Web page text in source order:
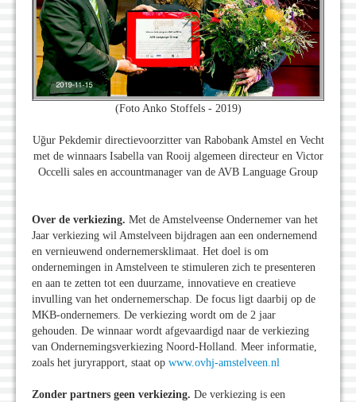
(Foto Anko Stoffels - 2019)
Uğur Pekdemir directievoorzitter van Rabobank Amstel en Vecht
met de winnaars Isabella van Rooij algemeen directeur en Victor
Occelli sales en accountmanager van de AVB Language Group
Over de verkiezing. Met de Amstelveense Ondernemer van het
Jaar verkiezing wil Amstelveen bijdragen aan een ondernemend
en vernieuwend ondernemersklimaat. Het doel is om
ondernemingen in Amstelveen te stimuleren zich te presenteren
en aan te zetten tot een duurzame, innovatieve en creatieve
invulling van het ondernemerschap. De focus ligt daarbij op de
MKB-ondernemers. De verkiezing wordt om de 2 jaar
gehouden. De winnaar wordt afgevaardigd naar de verkiezing
van Ondernemingsverkiezing Noord-Holland. Meer informatie,
zoals het juryrapport, staat op www.ovhj-amstelveen.nl
Zonder partners geen verkiezing. De verkiezing is een